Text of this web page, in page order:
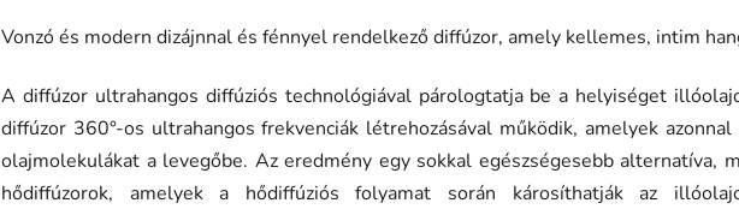
Vonzó és modern dizájnnal és fénnyel rendelkező diffúzor, amely kellemes, intim
A diffúzor ultrahangos diffúziós technológiával párologtatja be a helyiséget
diffúzor 360°-os ultrahangos frekvenciák létrehozásával működik, amelyek
olajmolekulákat a levegőbe. Az eredmény egy sokkal egészségesebb alternatíva,
hődiffúzorok, amelyek a hődiffúziós folyamat során károsíthatják az